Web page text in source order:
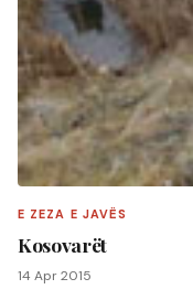
E ZEZA E JAVËS
Kosovarët
14 Apr 2015